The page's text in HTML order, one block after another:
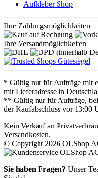
Aufkleber Shop
Ihre Zahlungsmöglichkeiten
Ihre Versandmöglichkeiten
* Gültig nur für Aufträge mit
mit Lieferadresse in
** Gültig nur für Aufträge,
der Kaufabschluss vor 13:00
Kein Verkauf an
Versandkosten.
© Copyright 2026 OLShop
Sie haben Fragen? Unser